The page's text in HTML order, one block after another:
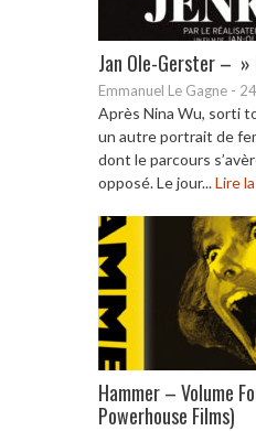
Jan Ole-Gerster – »
Emmanuel Le Gagne -
Après Nina Wu, sorti
un autre portrait de
dont le parcours
opposé. Le jour...Lire
Hammer – Volume
Powerhouse Films)